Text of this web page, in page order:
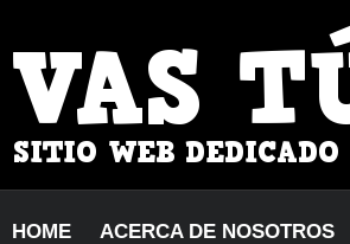
HOME ACERCA DE NOSOTROS